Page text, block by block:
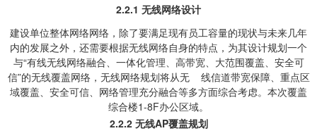
2.2.1 无线网络设计
建设单位整体网络网络，除了要满足现有员工容量的现状与未来几年
内的发展之外，还需要根据无线网络自身的特点，为其设计规划一个
与“有线无线网络融合、一体化管理、高带宽、大范围覆盖、安全可
信”的无线覆盖网络，无线网络规划将从无 线信道带宽保障、重点区
域覆盖、安全可信、网络管理充分融合等多方面综合考虑。本次覆盖
综合楼1-8F办公区域。
2.2.2 无线AP覆盖规划